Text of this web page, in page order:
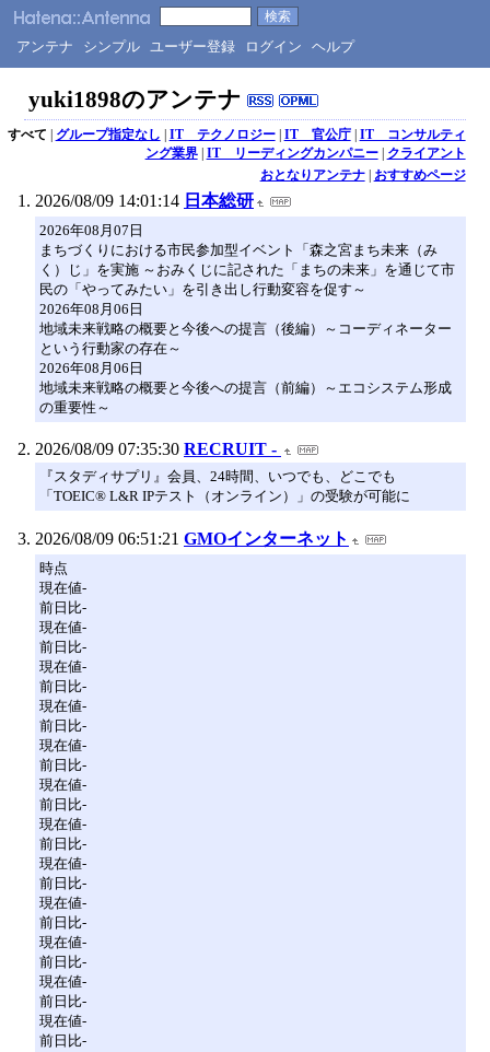
アンテナ シンプル ユーザー登録 ログイン ヘルプ
yuki1898のアンテナ
すべて | グループ指定なし | IT テクノロジー| IT 官公庁| IT コンサルティ
ング業界| IT リーディングカンパニー| クライアント
おとなりアンテナ| おすすめページ
2026/08/09 14:01:14 日本総研
2026年08月07日
まちづくりにおける市民参加型イベント「森之宮まち未来（み
く）じ」を実施 ～おみくじに記された「まちの未来」を通じて市
民の「やってみたい」を引き出し行動変容を促す～
2026年08月06日
地域未来戦略の概要と今後への提言（後編）～コーディネーター
という行動家の存在～
2026年08月06日
地域未来戦略の概要と今後への提言（前編）～エコシステム形成
の重要性～
2026/08/09 07:35:30 RECRUIT -
『スタディサプリ』会員、24時間、いつでも、どこでも
「TOEIC® L&R IPテスト（オンライン）」の受験が可能に
2026/08/09 06:51:21 GMOインターネット
時点
現在値-
前日比-
現在値-
前日比-
現在値-
前日比-
現在値-
前日比-
現在値-
前日比-
現在値-
前日比-
現在値-
前日比-
現在値-
前日比-
現在値-
前日比-
現在値-
前日比-
現在値-
前日比-
現在値-
前日比-